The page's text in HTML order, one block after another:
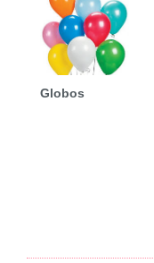
Globos